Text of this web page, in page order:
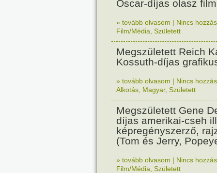
Oscar-díjas olasz
» tovább olvasom | Nincs
Film/Média Született
Megszületett Reich
Kossuth-díjas
» tovább olvasom | Nincs
Alkotás Magyar, Született
Megszületett Gene
díjas amerikai-cseh
képregényszerző,
(Tom és Jerry,
» tovább olvasom | Nincs
Film/Média Született